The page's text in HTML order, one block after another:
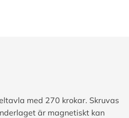
med 270 krokar. Skruvas
är magnetiskt kan